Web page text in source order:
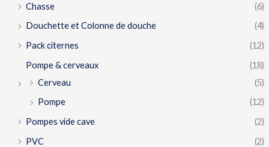
Chasse
(6)
Douchette et Colonne de douche
(4)
Pack citernes
(12)
Pompe & cerveaux
(18)
Cerveau
(5)
Pompe
(12)
Pompes vide cave
(2)
PVC
(2)